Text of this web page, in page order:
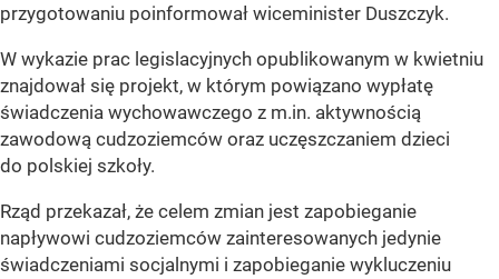
przygotowaniu poinformował wiceminister Duszczyk.
W wykazie prac legislacyjnych opublikowanym w kwietniu
znajdował się projekt, w którym powiązano wypłatę
świadczenia wychowawczego z m.in. aktywnością
zawodową cudzoziemców oraz uczęszczaniem dzieci
do polskiej szkoły.
Rząd przekazał, że celem zmian jest zapobieganie
napływowi cudzoziemców zainteresowanych jedynie
świadczeniami socjalnymi i zapobieganie wykluczeniu